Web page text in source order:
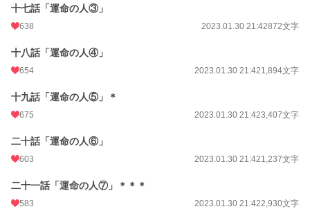
十七話「運命の人③」
638 2023.01.30 21:42872文字
十八話「運命の人④」
654 2023.01.30 21:421,894文字
十九話「運命の人⑤」＊
675 2023.01.30 21:423,407文字
二十話「運命の人⑥」
603 2023.01.30 21:421,237文字
二十一話「運命の人⑦」＊＊＊
583 2023.01.30 21:422,930文字